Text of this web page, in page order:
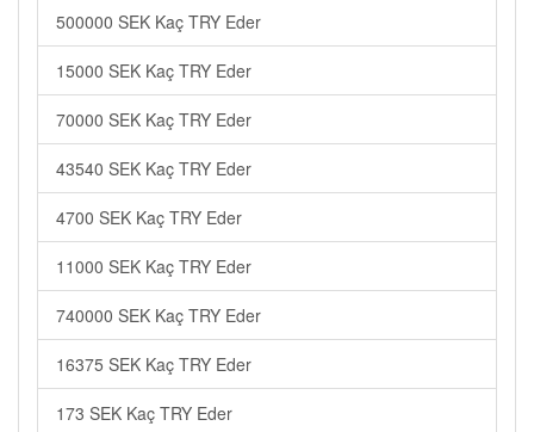
500000 SEK Kaç TRY Eder
15000 SEK Kaç TRY Eder
70000 SEK Kaç TRY Eder
43540 SEK Kaç TRY Eder
4700 SEK Kaç TRY Eder
11000 SEK Kaç TRY Eder
740000 SEK Kaç TRY Eder
16375 SEK Kaç TRY Eder
173 SEK Kaç TRY Eder